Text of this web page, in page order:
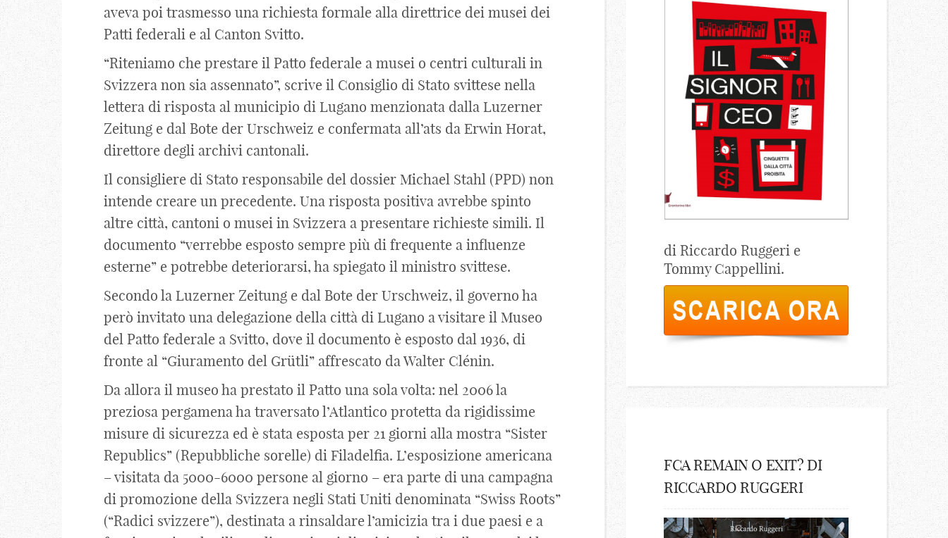
aveva poi trasmesso una richiesta formale alla direttrice dei musei dei
Patti federali e al Canton Svitto.
“Riteniamo che prestare il Patto federale a musei o centri culturali in
Svizzera non sia assennato”, scrive il Consiglio di Stato svittese nella
lettera di risposta al municipio di Lugano menzionata dalla Luzerner
Zeitung e dal Bote der Urschweiz e confermata all’ats da Erwin Horat,
direttore degli archivi cantonali.
Il consigliere di Stato responsabile del dossier Michael Stahl (PPD) non
intende creare un precedente. Una risposta positiva avrebbe spinto
altre città, cantoni o musei in Svizzera a presentare richieste simili. Il
documento “verrebbe esposto sempre più di frequente a influenze
esterne” e potrebbe deteriorarsi, ha spiegato il ministro svittese.
Secondo la Luzerner Zeitung e dal Bote der Urschweiz, il governo ha
però invitato una delegazione della città di Lugano a visitare il Museo
del Patto federale a Svitto, dove il documento è esposto dal 1936, di
fronte al “Giuramento del Grütli” affrescato da Walter Clénin.
Da allora il museo ha prestato il Patto una sola volta: nel 2006 la
preziosa pergamena ha traversato l’Atlantico protetta da rigidissime
misure di sicurezza ed è stata esposta per 21 giorni alla mostra “Sister
Republics” (Repubbliche sorelle) di Filadelfia. L’esposizione americana
– visitata da 5000-6000 persone al giorno – era parte di una campagna
di promozione della Svizzera negli Stati Uniti denominata “Swiss Roots”
(“Radici svizzere”), destinata a rinsaldare l’amicizia tra i due paesi e a
di Riccardo Ruggeri e
Tommy Cappellini.
FCA REMAIN O EXIT? DI
RICCARDO RUGGERI